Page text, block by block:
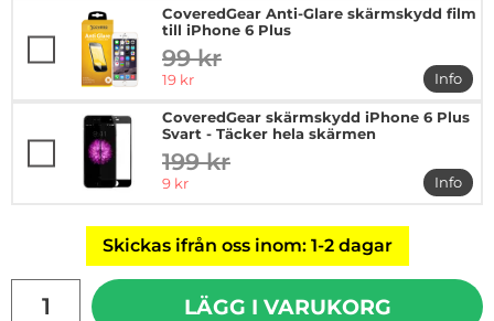
CoveredGear Anti-Glare skärmskydd film
till iPhone 6 Plus
tidigare pris
99 kr
rea pris
19 kr
Info
mer
CoveredGear skärmskydd iPhone 6 Plus
Svart - Täcker hela skärmen
tidigare pris
199 kr
rea pris
9 kr
Info
mer
Skickas ifrån oss inom: 1-2 dagar
LÄGG I VARUKORG